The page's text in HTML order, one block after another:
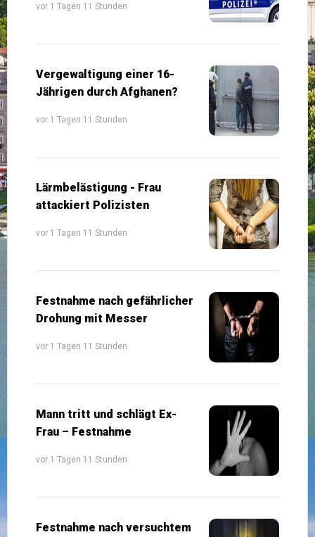
vor 1 Tagen 11 Stunden
Vergewaltigung einer 16-
Jährigen durch Afghanen?
vor 1 Tagen 11 Stunden
Lärmbelästigung - Frau
attackiert Polizisten
vor 1 Tagen 11 Stunden
Festnahme nach gefährlicher
Drohung mit Messer
vor 1 Tagen 11 Stunden
Mann tritt und schlägt Ex-
Frau – Festnahme
vor 1 Tagen 11 Stunden
Festnahme nach versuchtem